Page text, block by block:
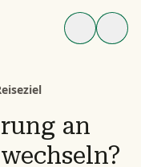
an